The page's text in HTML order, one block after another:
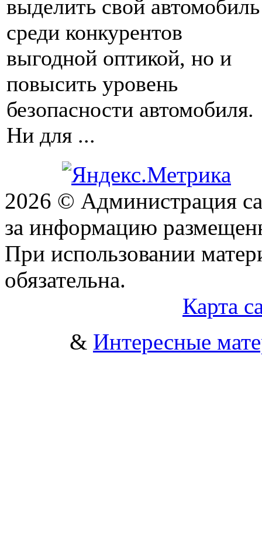
выделить свой автомобиль
среди конкурентов
выгодной оптикой, но и
повысить уровень
безопасности автомобиля.
Ни для ...
2026 © Администрация
за информацию
При использовании
обязательна.
Карта
& Интересные